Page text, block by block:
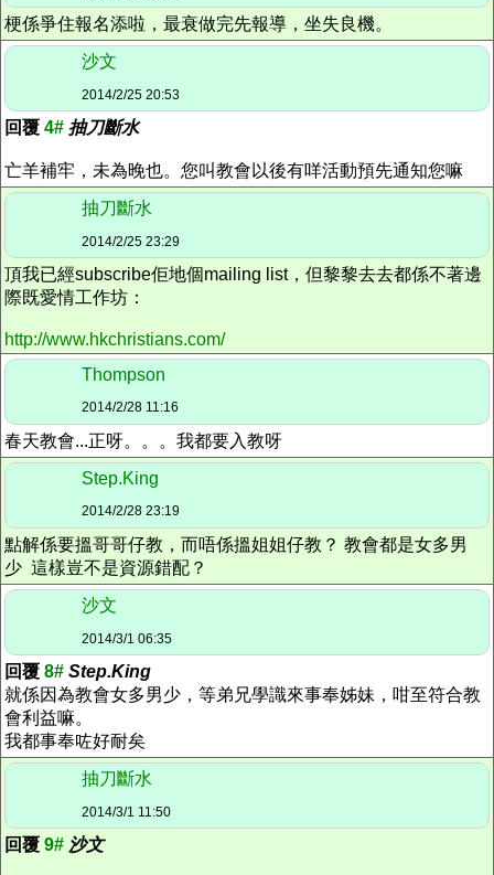
梗係爭住報名添啦，最衰做完先報導，坐失良機。
沙文
2014/2/25 20:53
回覆 4# 抽刀斷水
亡羊補牢，未為晚也。您叫教會以後有咩活動預先通知您嘛
抽刀斷水
2014/2/25 23:29
頂我已經subscribe佢地個mailing list，但黎黎去去都係不著邊
際既愛情工作坊：
http://www.hkchristians.com/
Thompson
2014/2/28 11:16
春天教會...正呀。。。我都要入教呀
Step.King
2014/2/28 23:19
點解係要搵哥哥仔教，而唔係搵姐姐仔教？ 教會都是女多男
少 這樣豈不是資源錯配？
沙文
2014/3/1 06:35
回覆 8# Step.King
就係因為教會女多男少，等弟兄學識來事奉姊妹，咁至符合教
會利益嘛。
我都事奉咗好耐矣
抽刀斷水
2014/3/1 11:50
回覆 9# 沙文